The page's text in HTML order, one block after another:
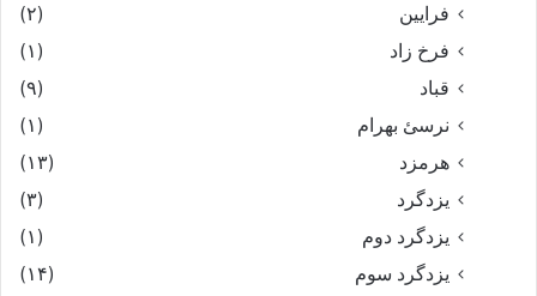
فرایین
(۲)
فرخ زاد
(۱)
قباد
(۹)
نرسئ بهرام‏
(۱)
هرمزد
(۱۳)
یزدگرد
(۳)
یزدگرد دوم
(۱)
یزدگرد سوم
(۱۴)